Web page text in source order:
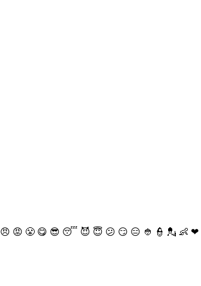
😠 😡 😤 😋 😎 😴 😈 😇 😕 😏 😑 👲 👮 💂 👶 ❤